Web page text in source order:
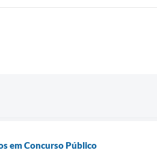
em Concurso Público